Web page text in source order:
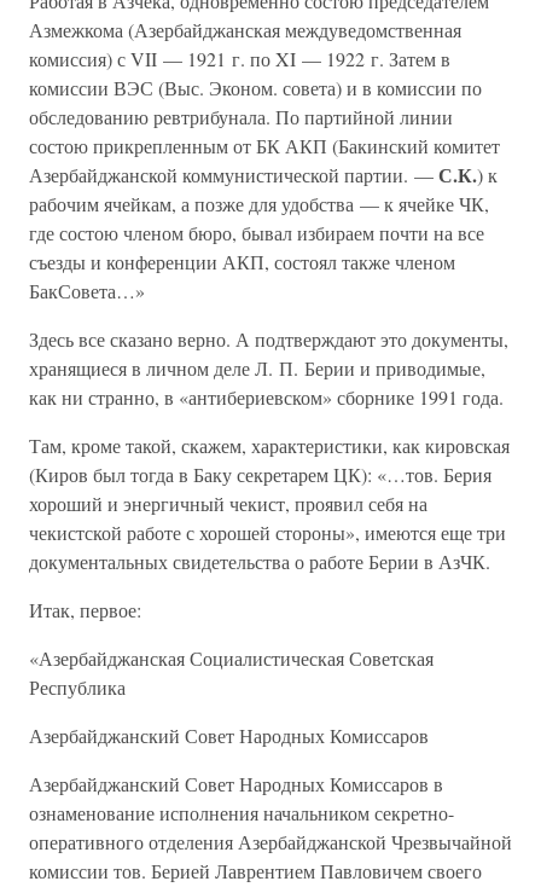
Азмежкома (Азербайджанская междуведомственная
комиссия) с VII — 1921 г. по XI — 1922 г. Затем в
комиссии ВЭС (Выс. Эконом. совета) и в комиссии по
обследованию ревтрибунала. По партийной линии
состою прикрепленным от БК АКП (Бакинский комитет
Азербайджанской коммунистической партии. —С.К.) к
рабочим ячейкам, а позже для удобства — к ячейке ЧК,
где состою членом бюро, бывал избираем почти на все
съезды и конференции АКП, состоял также членом
БакСовета…»
Здесь все сказано верно. А подтверждают это документы,
хранящиеся в личном деле Л. П. Берии и приводимые,
как ни странно, в «антибериевском» сборнике 1991 года.
Там, кроме такой, скажем, характеристики, как кировская
(Киров был тогда в Баку секретарем ЦК): «…тов. Берия
хороший и энергичный чекист, проявил себя на
чекистской работе с хорошей стороны», имеются еще три
документальных свидетельства о работе Берии в АзЧК.
Итак, первое:
«Азербайджанская Социалистическая Советская
Республика
Азербайджанский Совет Народных Комиссаров
Азербайджанский Совет Народных Комиссаров в
ознаменование исполнения начальником секретно-
оперативного отделения Азербайджанской Чрезвычайной
комиссии тов. Берией Лаврентием Павловичем своего